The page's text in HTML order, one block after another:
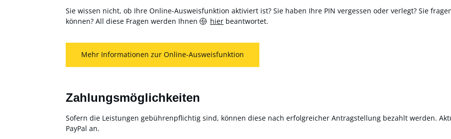
Sie wissen nicht, ob Ihre Online-Ausweisfunktion aktiviert ist? Sie haben Ihre PIN vergessen oder verlegt? Sie
können? All diese Fragen werden Ihnen
hier beantwortet.
Mehr Informationen zur Online-Ausweisfunktion
Zahlungsmöglichkeiten
Sofern die Leistungen gebührenpflichtig sind, können diese nach erfolgreicher Antragstellung bezahlt werden.
PayPal an.